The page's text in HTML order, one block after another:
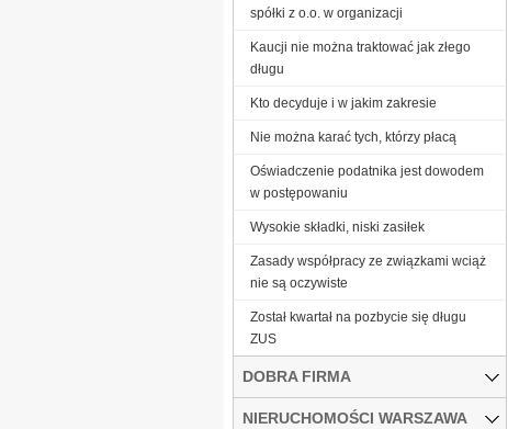
spółki z o.o. w organizacji
Kaucji nie można traktować jak złego
długu
Kto decyduje i w jakim zakresie
Nie można karać tych, którzy płacą
Oświadczenie podatnika jest dowodem
w postępowaniu
Wysokie składki, niski zasiłek
Zasady współpracy ze związkami wciąż
nie są oczywiste
Został kwartał na pozbycie się długu
ZUS
DOBRA FIRMA
NIERUCHOMOŚCI WARSZAWA